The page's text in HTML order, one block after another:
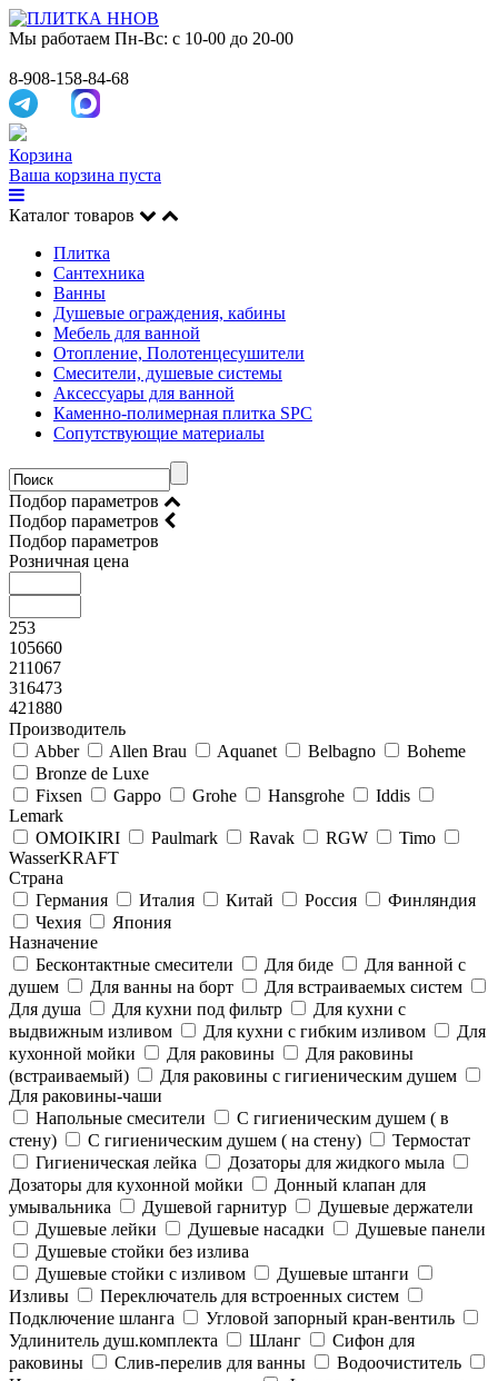
Мы работаем Пн-Вс: с 10-00 до 20-00
8-908-158-84-68
Корзина
Ваша корзина пуста
Каталог товаров
Плитка
Сантехника
Ванны
Душевые ограждения, кабины
Мебель для ванной
Отопление, Полотенцесушители
Смесители, душевые системы
Аксессуары для ванной
Каменно-полимерная плитка SPC
Сопутствующие материалы
Подбор параметров
Подбор параметров
Подбор параметров
Розничная цена
253
105660
211067
316473
421880
Производитель
Abber
Allen Brau Aquanet Belbagno
Boheme
Bronze de Luxe
Fixsen
Gappo Grohe Hansgrohe
Iddis
Lemark
OMOIKIRI
Paulmark Ravak RGW
Timo
WasserKRAFT
Страна
Германия
Италия Китай Россия
Финляндия
Чехия
Япония
Назначение
Бесконтактные смесители
Для биде
Для ванной с
душем
Для ванны на борт
Для встраиваемых систем
Для душа
Для кухни под фильтр
Для кухни с
выдвижным изливом
Для кухни с гибким изливом
Для
кухонной мойки
Для раковины
Для раковины
(встраиваемый)
Для раковины с гигиеническим душем
Для раковины-чаши
Напольные смесители
С гигиеническим душем ( в
стену)
С гигиеническим душем ( на стену)
Термостат
Гигиеническая лейка
Дозаторы для жидкого мыла
Дозаторы для кухонной мойки
Донный клапан для
умывальника
Душевой гарнитур
Душевые держатели
Душевые лейки
Душевые насадки
Душевые панели
Душевые стойки без излива
Душевые стойки с изливом
Душевые штанги
Изливы
Переключатель для встроенных систем
Подключение шланга
Угловой запорный кран-вентиль
Удлинитель душ.комплекта
Шланг
Сифон для
раковины
Слив-перелив для ванны
Водоочиститель